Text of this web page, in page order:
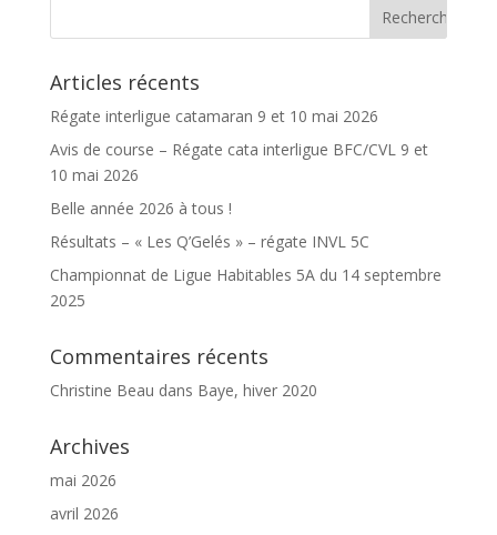
Articles récents
Régate interligue catamaran 9 et 10 mai 2026
Avis de course – Régate cata interligue BFC/CVL 9 et
10 mai 2026
Belle année 2026 à tous !
Résultats – « Les Q’Gelés » – régate INVL 5C
Championnat de Ligue Habitables 5A du 14 septembre
2025
Commentaires récents
Christine Beau dans Baye, hiver 2020
Archives
mai 2026
avril 2026